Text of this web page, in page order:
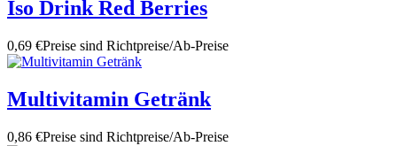
Iso Drink Red Berries
0,69 €Preise sind Richtpreise/Ab-Preise
Multivitamin Getränk
0,86 €Preise sind Richtpreise/Ab-Preise